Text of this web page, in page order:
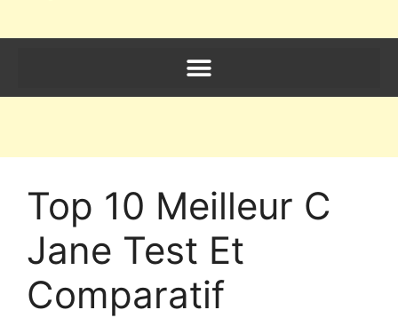
Top 10 Meilleur C
Jane Test Et
Comparatif